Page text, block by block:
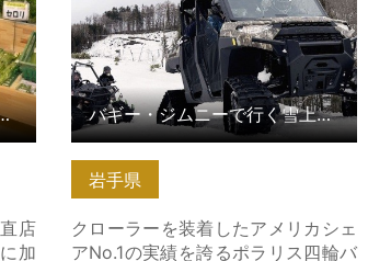
店
加
ハウスだあすこ
岩手県
クローラーを装着したアメリカシェ
アNo.1の実績を誇るポラリス四輪バ
バギー・ジムニーで行く雪上クローラーオフロード走行体験【岩…